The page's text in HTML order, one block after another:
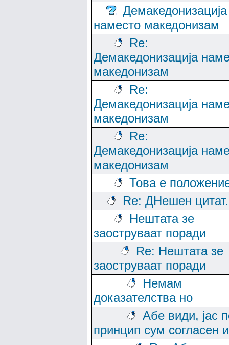
Демакедонизација
наместо македонизам
Re:
Демакедонизација
македонизам
Re:
Демакедонизација
македонизам
Re:
Демакедонизација
македонизам
Това е
Re: ДНешен
Нештата зе
заоструваат поради
Re: Нештата зе
заоструваат поради
Немам
доказателства но
Абе види, јас
принцип сум согласен